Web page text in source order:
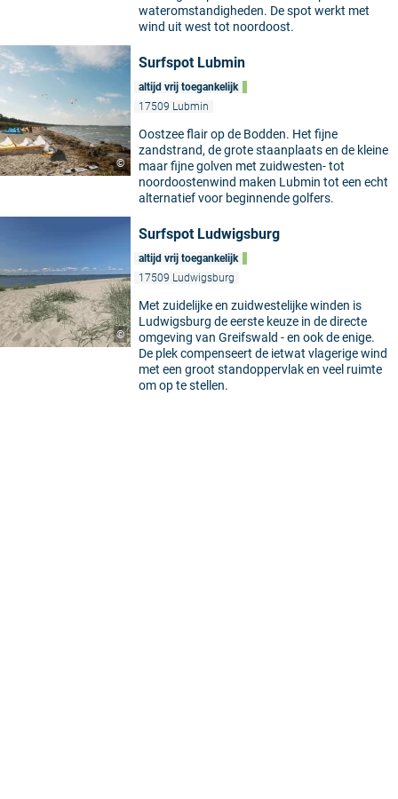
wateromstandigheden. De spot werkt met
wind uit west tot noordoost.
©
Surfspot Lubmin
altijd vrij toegankelijk
17509 Lubmin
Oostzee flair op de Bodden. Het fijne
zandstrand, de grote staanplaats en de kleine
maar fijne golven met zuidwesten- tot
noordoostenwind maken Lubmin tot een echt
alternatief voor beginnende golfers.
©
Surfspot Ludwigsburg
altijd vrij toegankelijk
17509 Ludwigsburg
Met zuidelijke en zuidwestelijke winden is
Ludwigsburg de eerste keuze in de directe
omgeving van Greifswald - en ook de enige.
De plek compenseert de ietwat vlagerige wind
met een groot standoppervlak en veel ruimte
om op te stellen.